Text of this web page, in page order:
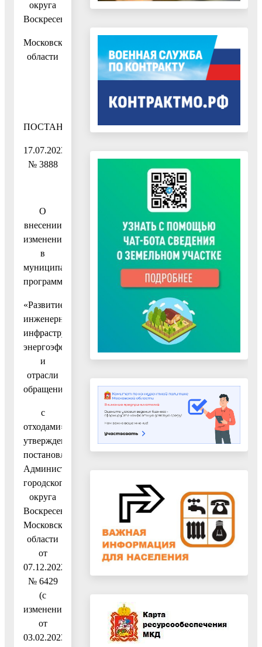
округа
Воскресенск
Московской
области
ПОСТАНОВЛЕНИЕ
17.07.2023
№ 3888
О
внесении
изменений
в
муниципальную
программу
«Развитие
инженерной
инфраструктуры,
энергоэффективности
и
отрасли
обращения
с
отходами»,
утвержденную
постановлением
Администрации
городского
округа
Воскресенск
Московской
области
от
07.12.2022
№ 6429
(с
изменениями
от
03.02.2023